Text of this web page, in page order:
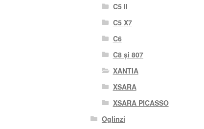
C5 II
C5 X7
C6
C8 și 807
XANTIA
XSARA
XSARA PICASSO
Oglinzi